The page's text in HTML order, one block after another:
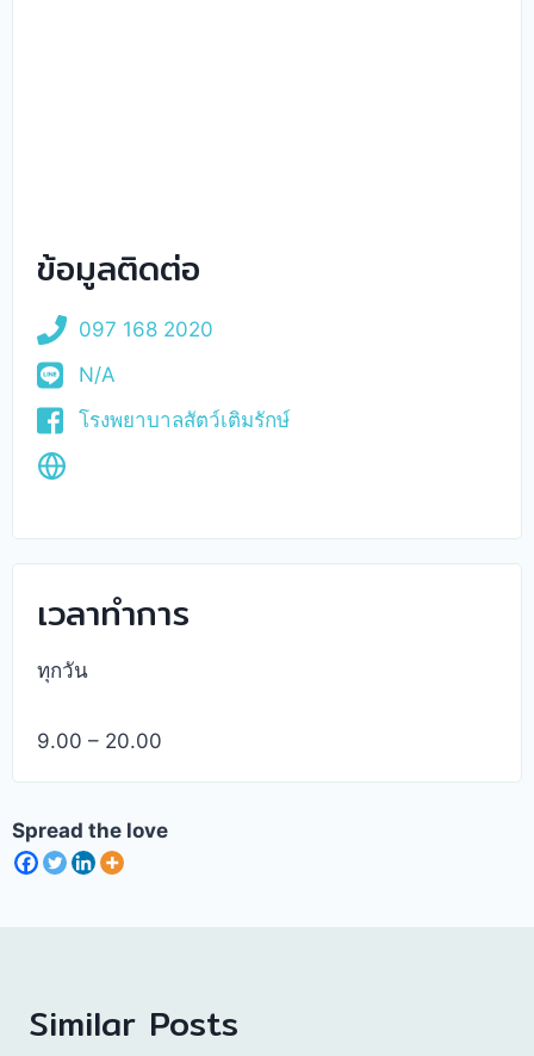
ข้อมูลติดต่อ
097 168 2020
N/A
โรงพยาบาลสัตว์เติมรักษ์
เวลาทำการ
ทุกวัน
9.00 – 20.00
Spread the love
Similar Posts